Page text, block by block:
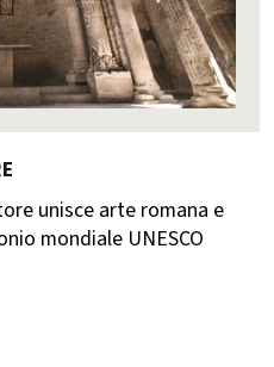
unisce arte romana e
mondiale UNESCO